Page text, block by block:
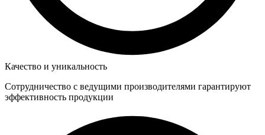
Качество и уникальность
Сотрудничество с ведущими производителями гарантируют
эффективность продукции